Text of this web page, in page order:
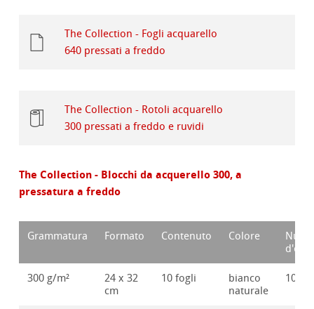
The Collection - Fogli acquarello
640 pressati a freddo
The Collection - Rotoli acquarello
300 pressati a freddo e ruvidi
The Collection - Blocchi da acquerello 300, a
pressatura a freddo
Grammatura Formato Contenuto Colore
300 g/m²
24 x 32
cm
10 fogli
bianco
naturale